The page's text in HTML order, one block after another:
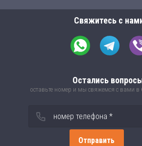
Свяжитесь с
Остались
оставьте номер и мы свяжемся с вами
Отправить